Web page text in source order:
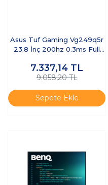
Asus Tuf Gaming Vg249q5r
23.8 İnç 200hz 0.3ms Full
7.337,14 TL
9.058,20 TL
Sepete Ekle